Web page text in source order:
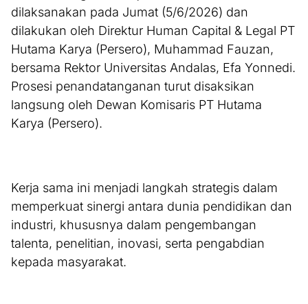
dilaksanakan pada Jumat (5/6/2026) dan
dilakukan oleh Direktur Human Capital & Legal PT
Hutama Karya (Persero), Muhammad Fauzan,
bersama Rektor Universitas Andalas, Efa Yonnedi.
Prosesi penandatanganan turut disaksikan
langsung oleh Dewan Komisaris PT Hutama
Karya (Persero).
Kerja sama ini menjadi langkah strategis dalam
memperkuat sinergi antara dunia pendidikan dan
industri, khususnya dalam pengembangan
talenta, penelitian, inovasi, serta pengabdian
kepada masyarakat.